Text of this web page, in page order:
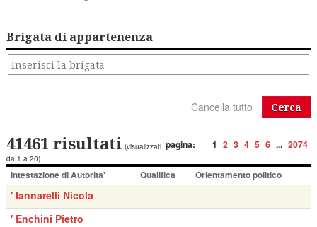
Brigata di appartenenza
Cerca
pagina: 1 2 3 4 5 6 ... 2074
41461 risultati (visualizzati
da 1 a 20)
Intestazione di Autorita' Qualifica Orientamento politico
' Iannarelli Nicola
' Enchini Pietro